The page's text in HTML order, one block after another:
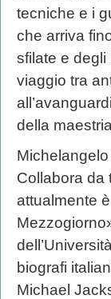
tecniche e i
che arriva
sfilate e
viaggio tra
della
Collabora da
attualmente
biografi
Michael